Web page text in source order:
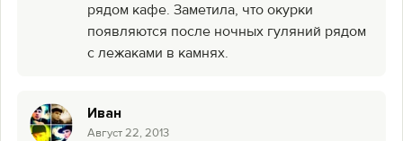
рядом кафе. Заметила, что окурки
появляются после ночных гуляний рядом
с лежаками в камнях.
Иван
Август 22, 2013